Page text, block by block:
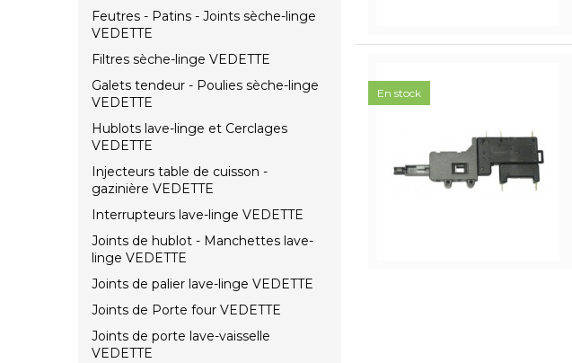
Feutres - Patins - Joints sèche-linge
VEDETTE
Filtres sèche-linge VEDETTE
Galets tendeur - Poulies sèche-linge
VEDETTE
Hublots lave-linge et Cerclages
VEDETTE
Injecteurs table de cuisson -
gazinière VEDETTE
Interrupteurs lave-linge VEDETTE
Joints de hublot - Manchettes lave-
linge VEDETTE
Joints de palier lave-linge VEDETTE
Joints de Porte four VEDETTE
Joints de porte lave-vaisselle
VEDETTE
En stock